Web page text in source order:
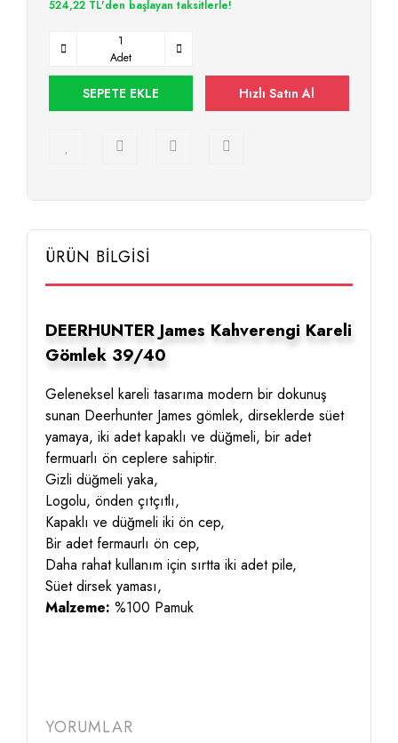
524,22 TL'den başlayan taksitlerle!
Adet
SEPETE EKLE Hızlı Satın Al
ÜRÜN BİLGİSİ
DEERHUNTER James Kahverengi Kareli
Gömlek 39/40
Geleneksel kareli tasarıma modern bir dokunuş
sunan Deerhunter James gömlek, dirseklerde süet
yamaya, iki adet kapaklı ve düğmeli, bir adet
fermuarlı ön ceplere sahiptir.
Gizli düğmeli yaka,
Logolu, önden çıtçıtlı,
Kapaklı ve düğmeli iki ön cep,
Bir adet fermaurlı ön cep,
Daha rahat kullanım için sırtta iki adet pile,
Süet dirsek yaması,
Malzeme: %100 Pamuk
YORUMLAR